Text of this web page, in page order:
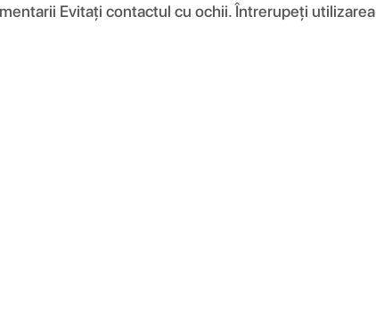
Evitați contactul cu ochii. Întrerupeți